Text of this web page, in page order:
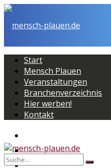
Start
Mensch Plauen
Veranstaltungen
Branchenverzeichnis
Hier werben!
Kontakt
Mensch Plauen
Veranstaltungen